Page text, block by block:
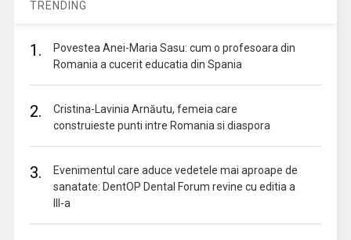
TRENDING
1.
Povestea Anei-Maria Sasu: cum o profesoara din
Romania a cucerit educatia din Spania
2.
Cristina-Lavinia Arnăutu, femeia care
construieste punti intre Romania si diaspora
3.
Evenimentul care aduce vedetele mai aproape de
sanatate: DentOP Dental Forum revine cu editia a
III-a